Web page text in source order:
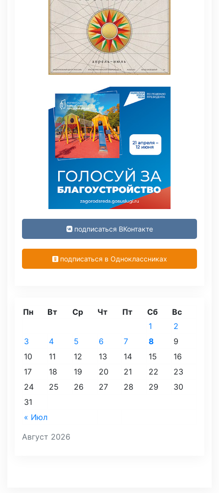
подписаться ВКонтакте
подписаться в Одноклассниках
Август 2026
Пн Вт Ср Чт Пт Сб Вс
« Июл
1
2
3
4 5 6 7 8
9
10
11 12 13 14 15
16
17
18 19 20 21 22
23
24
25 26 27 28 29
30
31